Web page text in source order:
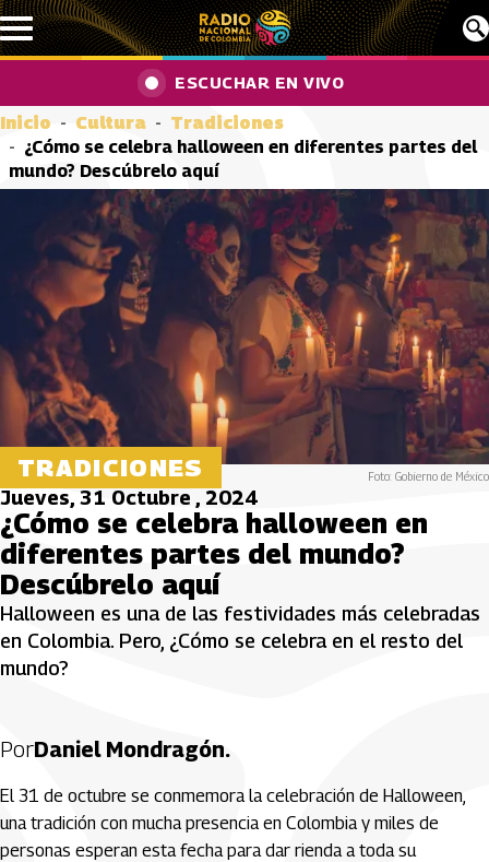
Pasar al contenido principal
ESCUCHAR EN VIVO
Inicio Cultura
Tradiciones
¿Cómo se celebra halloween en diferentes partes del
mundo? Descúbrelo aquí
TRADICIONES Foto: Gobierno de México
Jueves, 31 Octubre , 2024
¿Cómo se celebra halloween en
diferentes partes del mundo?
Descúbrelo aquí
Halloween es una de las festividades más celebradas
en Colombia. Pero, ¿Cómo se celebra en el resto del
mundo?
PorDaniel Mondragón.
El 31 de octubre se conmemora la celebración de Halloween,
una tradición con mucha presencia en Colombia y miles de
personas esperan esta fecha para dar rienda a toda su